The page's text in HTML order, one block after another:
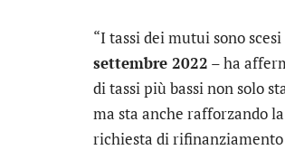
“I tassi dei mutui sono
settembre 2022 – ha
di tassi più bassi non solo sta
ma sta anche rafforzando
richiesta di